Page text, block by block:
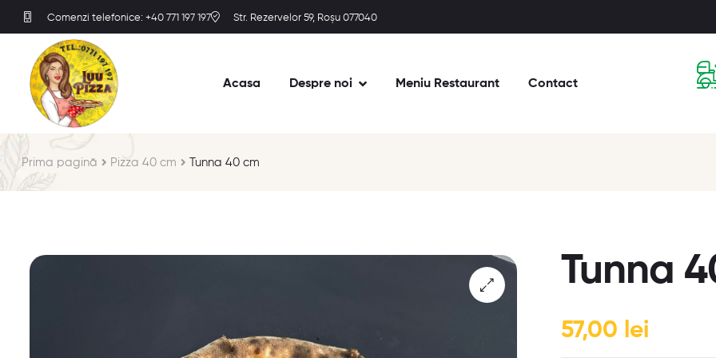
Comenzi telefonice: +40 771 197 197 Str. Rezervelor 59, Roșu 077040
Acasa Despre noi Meniu Restaurant Contact
Prima pagină Pizza 40 cm Tunna 40 cm
Tunna
57,00 lei